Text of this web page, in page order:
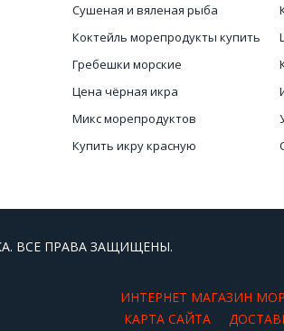
Сушеная и вяленая рыба
Коктейль морепродукты купить
Гребешки морские
Цена чёрная икра
Микс морепродуктов
Купить икру красную
ВСЕ ПРАВА ЗАЩИЩЕНЫ.
ИНТЕРНЕТ МАГАЗИН
КАРТА САЙТА